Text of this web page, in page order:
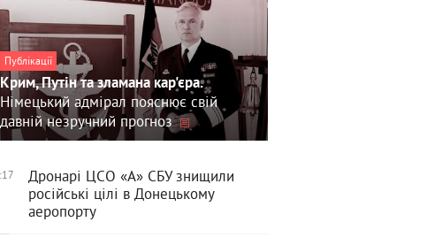
Публікації
Крим, Путін та зламана кар'єра.
Німецький адмірал пояснює свій
давній незручний прогноз
Дронарі ЦСО «А» СБУ знищили
російські цілі в Донецькому
аеропорту